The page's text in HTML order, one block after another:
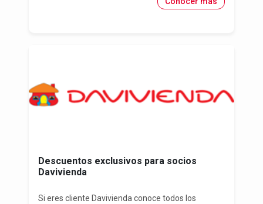
Descuentos exclusivos para socios
Davivienda
Si eres cliente Davivienda conoce todos los